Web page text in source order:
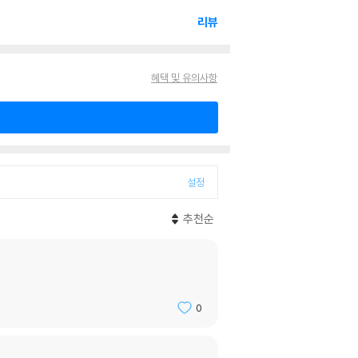
리뷰
혜택 및 유의사항
설정
추천순
0